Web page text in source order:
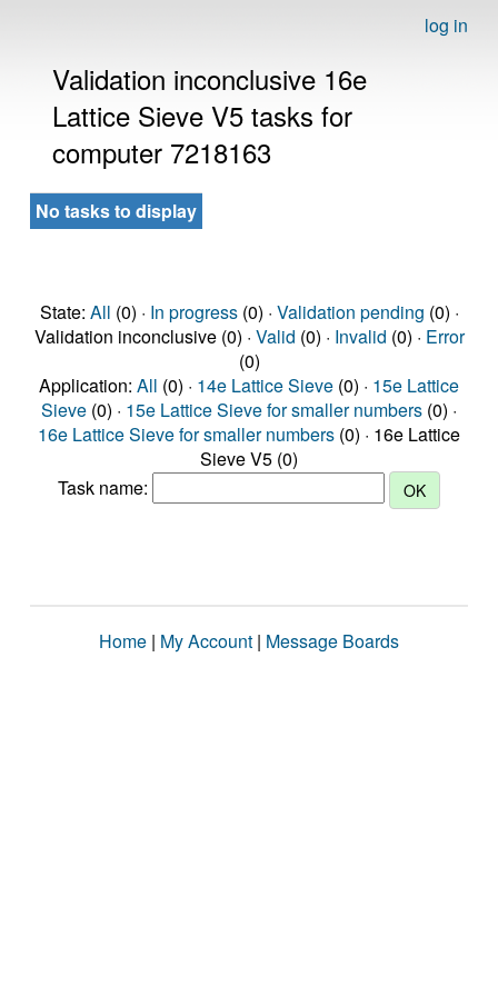
log in
Validation inconclusive 16e
Lattice Sieve V5 tasks for
computer 7218163
No tasks to display
State: All (0) · In progress(0) · Validation pending (0) ·
Validation inconclusive (0) · Valid (0) · Invalid (0) · Error
(0)
Application: All (0) · 14e Lattice Sieve (0) · 15e Lattice
Sieve (0) · 15e Lattice Sieve for smaller numbers (0) ·
16e Lattice Sieve for smaller numbers (0) · 16e Lattice
Sieve V5 (0)
Task name:
Home | My Account | Message Boards